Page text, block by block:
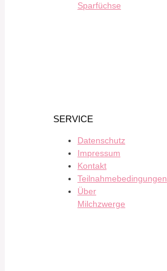
Sparfüchse
SERVICE
Datenschutz
Impressum
Kontakt
Teilnahmebedingungen
Über
Milchzwerge